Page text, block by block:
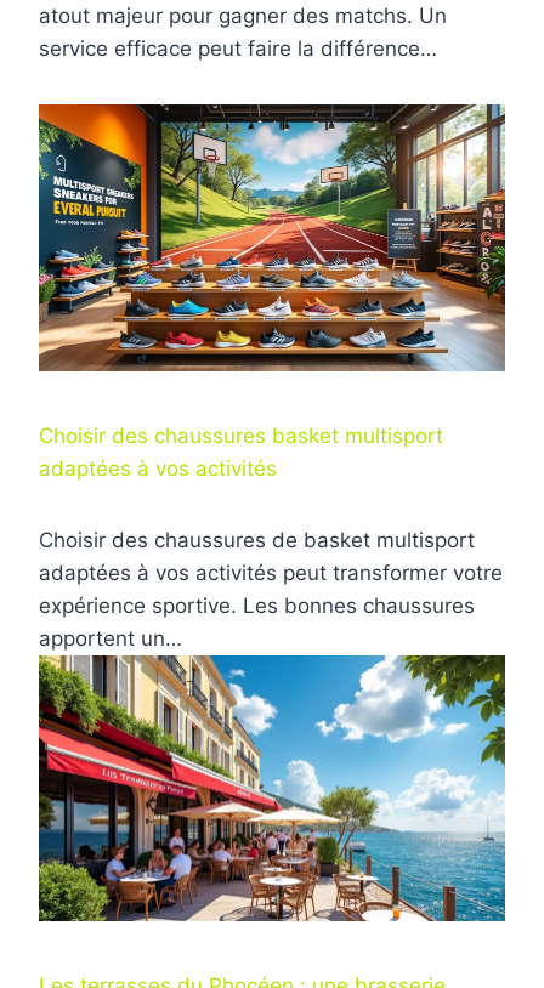
atout majeur pour gagner des matchs. Un
service efficace peut faire la différence…
Choisir des chaussures basket multisport
adaptées à vos activités
Choisir des chaussures de basket multisport
adaptées à vos activités peut transformer votre
expérience sportive. Les bonnes chaussures
apportent un…